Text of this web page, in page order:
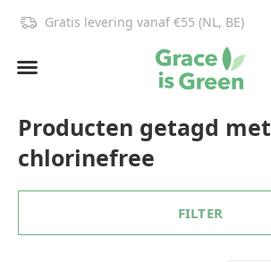
Gratis levering vanaf €55 (NL, BE)
Producten getagd met
chlorinefree
FILTER